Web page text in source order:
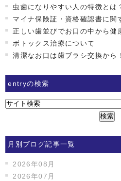
虫歯になりやすい人の特徴とは
マイナ保険証・資格確認書に関
正しい歯並びでお口の中から健
ボトックス治療について
清潔なお口は歯ブラシ交換から！
entryの検索
月別ブログ記事一覧
2026年08月
2026年07月